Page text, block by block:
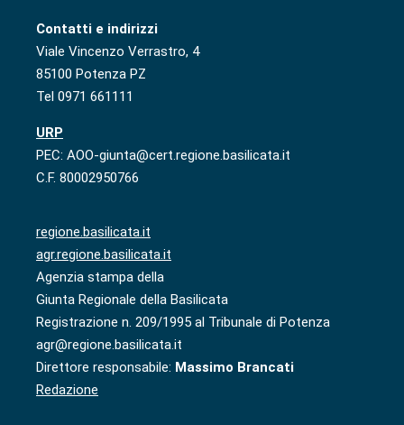
Contatti e indirizzi
Viale Vincenzo Verrastro, 4
85100 Potenza PZ
Tel 0971 661111
URP
PEC: AOO-giunta@cert.regione.basilicata.it
C.F. 80002950766
regione.basilicata.it
agr.regione.basilicata.it
Agenzia stampa della
Giunta Regionale della Basilicata
Registrazione n. 209/1995 al Tribunale di Potenza
agr@regione.basilicata.it
Direttore responsabile: Massimo Brancati
Redazione